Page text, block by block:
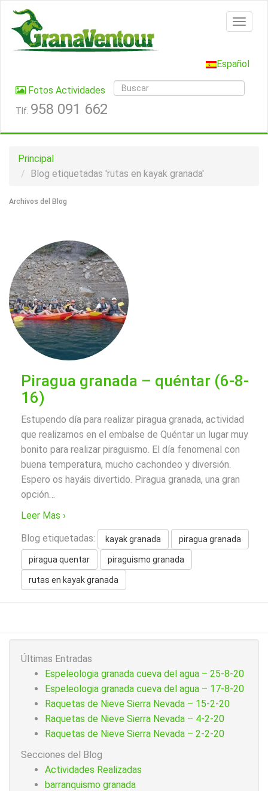
Español
Fotos Actividades
Tlf. 958 091 662
Principal
Blog etiquetadas 'rutas en kayak granada'
Archivos del Blog
Piragua granada – quéntar (6-8-
16)
Estupendo día para realizar piragua granada, actividad
que realizamos en el embalse de Quéntar un lugar muy
bonito para realizar piraguismo. El día fenomenal con
buena temperatura, mucho cachondeo y diversión.
Espero os hayáis divertido. Piragua granada, una gran
opción…
Leer Mas ›
Blog etiquetadas: kayak granada piragua granada
piragua quentar piraguismo granada
rutas en kayak granada
Últimas Entradas
Espeleologia granada cueva del agua – 25-8-20
Espeleologia granada cueva del agua – 17-8-20
Raquetas de Nieve Sierra Nevada – 15-2-20
Raquetas de Nieve Sierra Nevada – 4-2-20
Raquetas de Nieve Sierra Nevada – 2-2-20
Secciones del Blog
Actividades Realizadas
barranquismo granada